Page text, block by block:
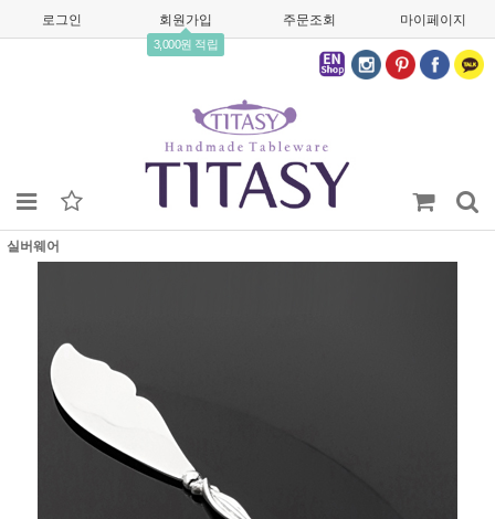
로그인 회원가입
3,000원 적립
주문조회 마이페이지
실버웨어